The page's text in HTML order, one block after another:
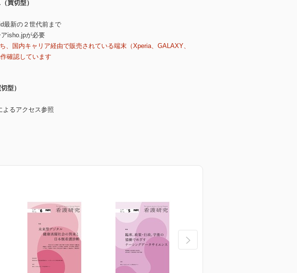
買切型）
最新の２世代前まで
isho.jpが必要
国内キャリア経由で販売されている端末（Xperia、GALAXY、
確認しています
型）
るアクセス参照